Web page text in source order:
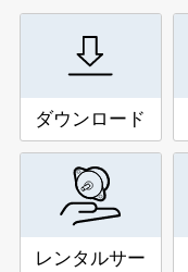
ダウンロード
レンタルサー